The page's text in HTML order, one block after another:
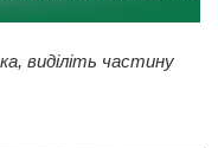
виділіть частину